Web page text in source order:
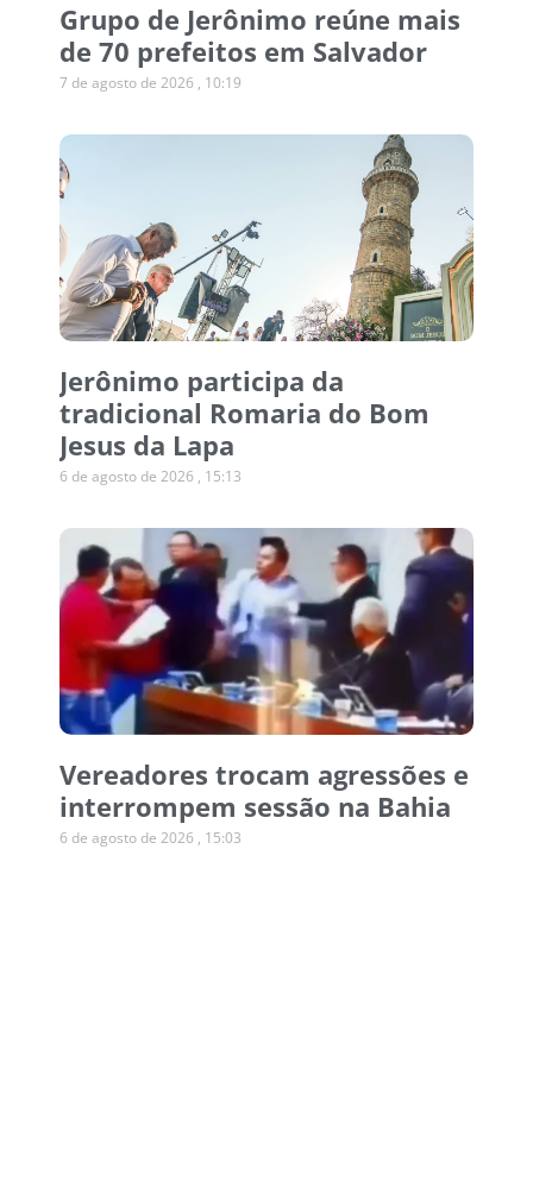
Grupo de Jerônimo reúne mais
de 70 prefeitos em Salvador
7 de agosto de 2026 10:19
Jerônimo participa da
tradicional Romaria do Bom
Jesus da Lapa
6 de agosto de 2026 15:13
Vereadores trocam agressões e
interrompem sessão na Bahia
6 de agosto de 2026 15:03